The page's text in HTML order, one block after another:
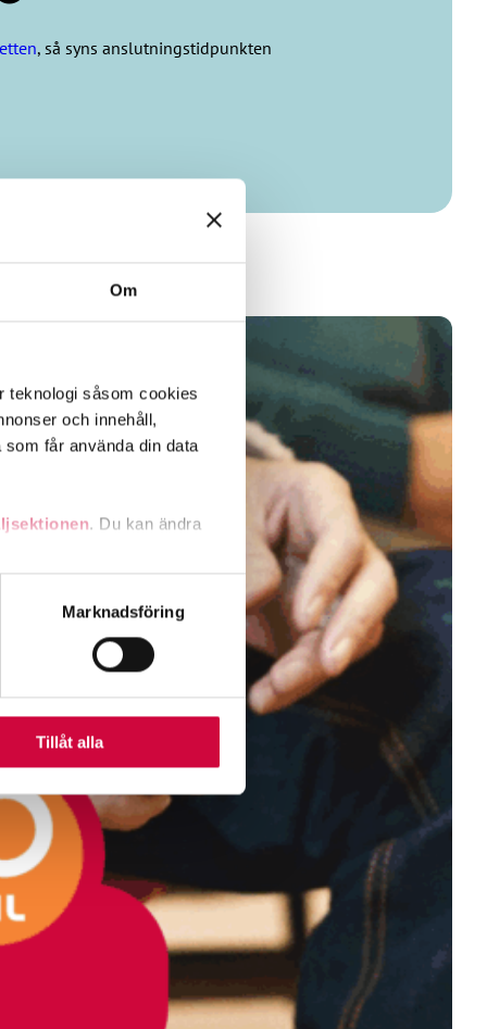
Om
teknologi såsom cookies
och innehåll,
får använda din data
. Du kan ändra
funktioner för
information från din enhet
kombinera informationen
Marknadsföring
Tillåt alla
, så syns anslutningstidpunkten